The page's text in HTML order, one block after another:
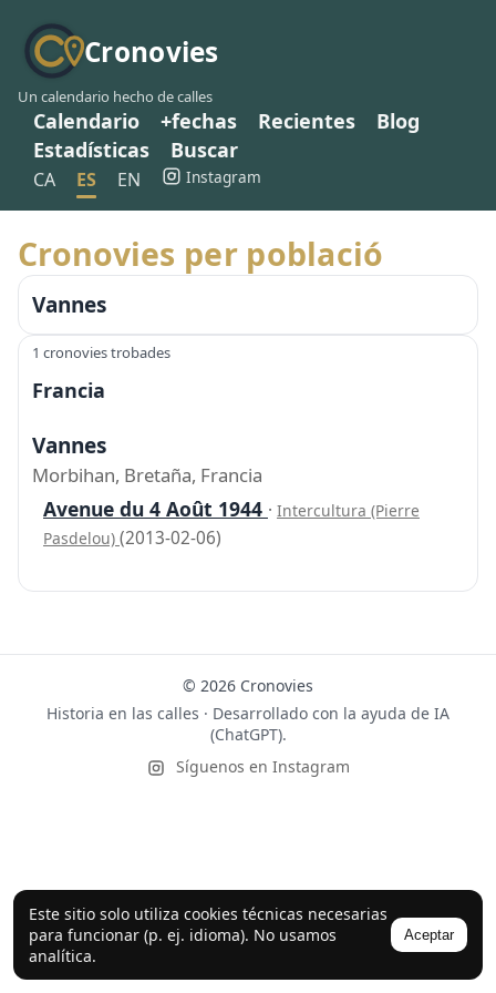
Cronovies
Un calendario hecho de calles
Calendario +fechas Recientes
Blog
Estadísticas
Buscar
CA ES EN Instagram
Este sitio solo utiliza cookies técnicas necesarias
para funcionar (p. ej. idioma). No usamos
analítica.
Aceptar
Cronovies per població
Vannes
1 cronovies trobades
Francia
Vannes
Morbihan, Bretaña, Francia
Avenue du 4 Août 1944 · Intercultura (Pierre
Pasdelou) (2013-02-06)
© 2026 Cronovies
Historia en las calles · Desarrollado con la ayuda de IA
(ChatGPT).
Síguenos en Instagram